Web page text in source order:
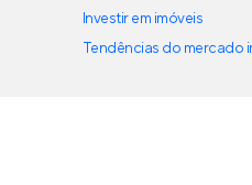
Investir em imóveis
Tendências do mercado